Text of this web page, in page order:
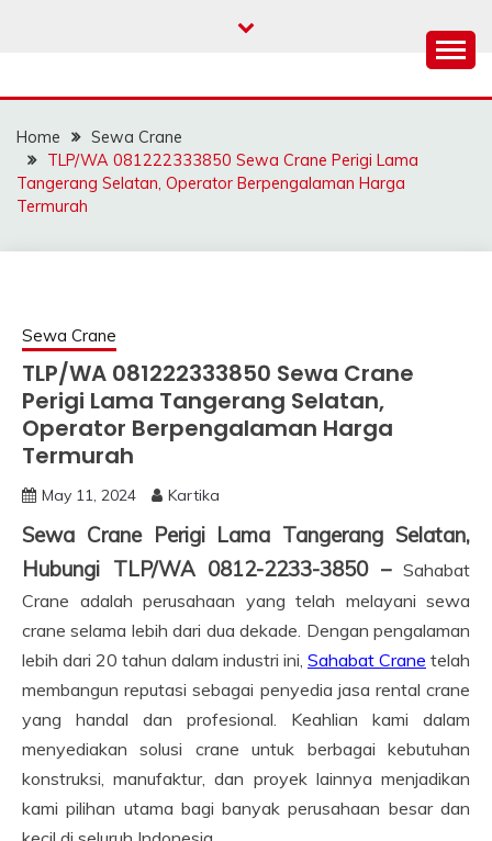
SAHABAT CRANE |
JASA SEWA CRANE |
FORKLIFT | SKYLIFT
Home
Sewa Crane
TLP/WA 081222333850 Sewa Crane Perigi Lama
Tangerang Selatan, Operator Berpengalaman Harga
Termurah
Sewa Crane
TLP/WA 081222333850 Sewa Crane
Perigi Lama Tangerang Selatan,
Operator Berpengalaman Harga
Termurah
May 11, 2024 Kartika
Sewa Crane Perigi Lama Tangerang Selatan,
Hubungi TLP/WA 0812-2233-3850 – Sahabat
Crane adalah perusahaan yang telah melayani sewa
crane selama lebih dari dua dekade. Dengan pengalaman
lebih dari 20 tahun dalam industri ini, Sahabat Crane telah
membangun reputasi sebagai penyedia jasa rental crane
yang handal dan profesional. Keahlian kami dalam
menyediakan solusi crane untuk berbagai kebutuhan
konstruksi, manufaktur, dan proyek lainnya menjadikan
kami pilihan utama bagi banyak perusahaan besar dan